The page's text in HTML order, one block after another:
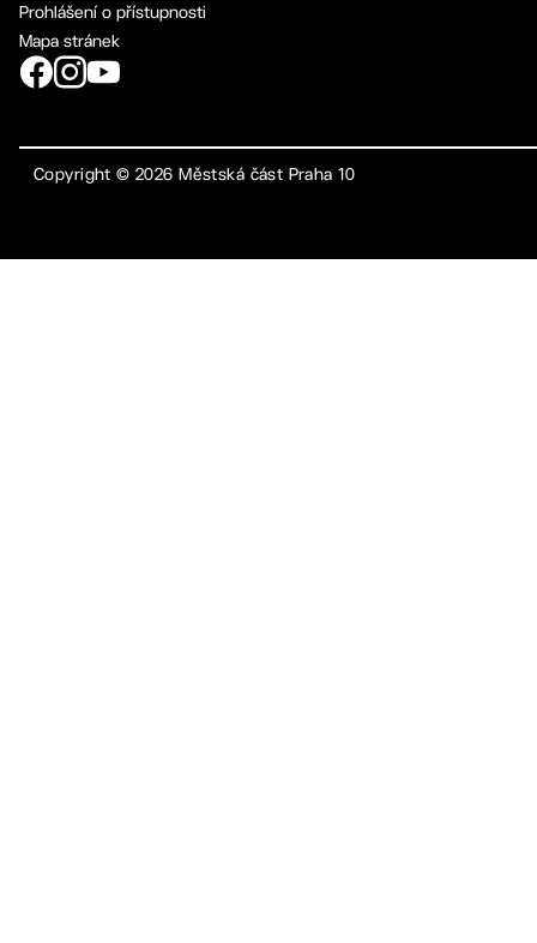
Prohlášení o přístupnosti
Mapa stránek
Copyright ©2026 Městská část Praha 10